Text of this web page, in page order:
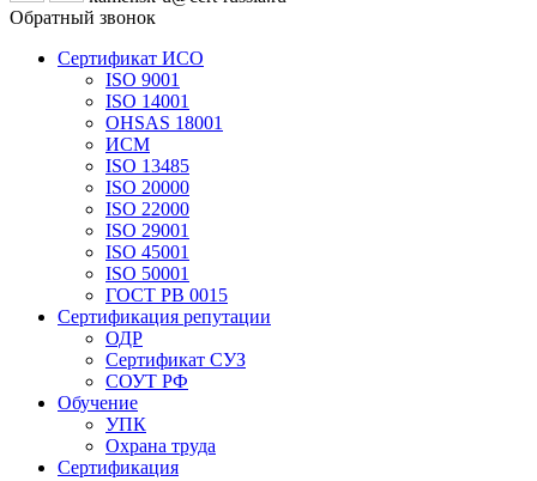
Обратный звонок
Сертификат ИСО
ISO 9001
ISO 14001
OHSAS 18001
ИСМ
ISO 13485
ISO 20000
ISO 22000
ISO 29001
ISO 45001
ISO 50001
ГОСТ РВ 0015
Сертификация репутации
ОДР
Сертификат СУЗ
СОУТ РФ
Обучение
УПК
Охрана труда
Сертификация